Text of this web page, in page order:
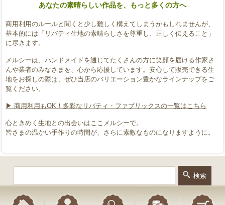
あなたの素晴らしい作品を、もっと多くの方へ
商用利用のルールと聞くと少し難しく構えてしまうかもしれませんが、
基本的には「リバティ生地の素晴らしさを尊重し、正しく伝えること」
に尽きます。
メルシーは、ハンドメイドを通じてたくさんの方に笑顔を届ける作家さ
んや業者のみなさまを、心から応援しています。安心して販売できる生
地をお探しの際は、ぜひ当店のバリエーション豊かなラインナップをご
覧ください。
▶︎ 商用利用もOK！多彩なリバティ・ファブリックスの一覧はこちら
心ときめく生地との出会いはここメルシーで。
皆さまの温かい手作りの時間が、さらに素敵なものになりますように。